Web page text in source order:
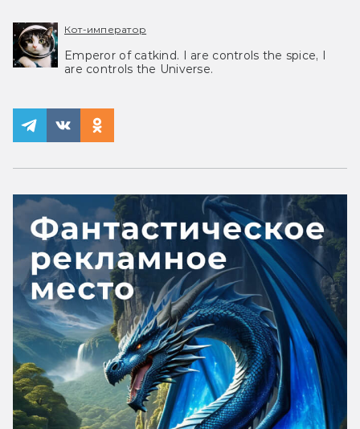
Кот-император
Emperor of catkind. I are controls the spice, I
are controls the Universe.